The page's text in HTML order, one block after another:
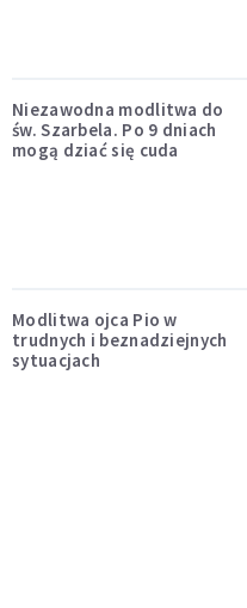
Niezawodna modlitwa do
św. Szarbela. Po 9 dniach
mogą dziać się cuda
Modlitwa ojca Pio w
trudnych i beznadziejnych
sytuacjach